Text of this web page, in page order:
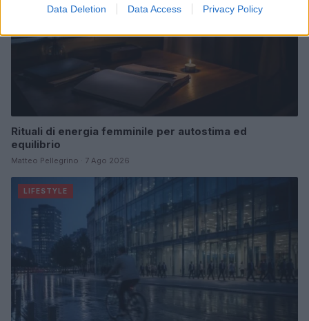
Data Deletion Data Access Privacy Policy
Rituali di energia femminile per autostima ed
equilibrio
Matteo Pellegrino · 7 Ago 2026
LIFESTYLE